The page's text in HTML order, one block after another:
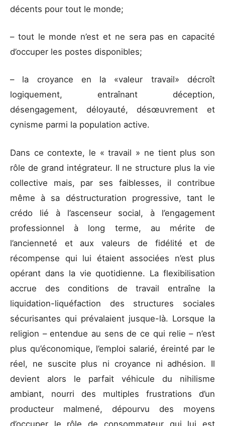
décents pour tout le monde;
– tout le monde n’est et ne sera pas en capacité
d’occuper les postes disponibles;
– la croyance en la «valeur travail» décroît
logiquement, entraînant déception,
désengagement, déloyauté, désœuvrement et
cynisme parmi la population active.
Dans ce contexte, le « travail » ne tient plus son
rôle de grand intégrateur. Il ne structure plus la vie
collective mais, par ses faiblesses, il contribue
même à sa déstructuration progressive, tant le
crédo lié à l’ascenseur social, à l’engagement
professionnel à long terme, au mérite de
l’ancienneté et aux valeurs de fidélité et de
récompense qui lui étaient associées n’est plus
opérant dans la vie quotidienne. La flexibilisation
accrue des conditions de travail entraîne la
liquidation-liquéfaction des structures sociales
sécurisantes qui prévalaient jusque-là. Lorsque la
religion – entendue au sens de ce qui relie – n’est
plus qu’économique, l’emploi salarié, éreinté par le
réel, ne suscite plus ni croyance ni adhésion. Il
devient alors le parfait véhicule du nihilisme
ambiant, nourri des multiples frustrations d’un
producteur malmené, dépourvu des moyens
d’occuper le rôle de consommateur qui lui est